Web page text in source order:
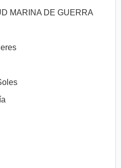
MARINA DE GUERRA